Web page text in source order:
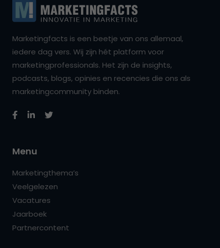
Marketingfacts is een beetje van ons allemaal,
iedere dag vers. Wij zijn hét platform voor
marketingprofessionals. Het zijn de insights,
podcasts, blogs, opinies en recencies die ons als
marketingcommunity binden.
Menu
Marketingthema’s
Veelgelezen
Vacatures
Jaarboek
Partnercontent